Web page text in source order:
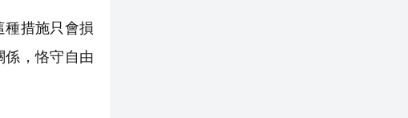
種措施只會損
係，恪守自由